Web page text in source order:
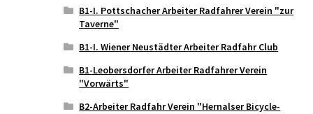
B1-I. Pottschacher Arbeiter Radfahrer Verein "zur
Taverne"
B1-I. Wiener Neustädter Arbeiter Radfahr Club
B1-Leobersdorfer Arbeiter Radfahrer Verein
"Vorwärts"
B2-Arbeiter Radfahr Verein "Hernalser Bicycle-